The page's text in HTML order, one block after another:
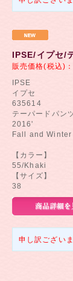
IPSE/イプセ/
販売価格(税込)：
IPSE
イプセ
635614
テーパードパン
2016'
Fall and
【カラー】
55/Khaki
【サイズ】
38
申し訳ござい